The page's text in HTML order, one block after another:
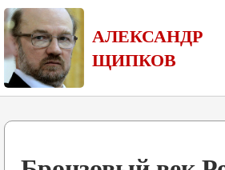
АЛЕКСАНДР
ЩИПКОВ